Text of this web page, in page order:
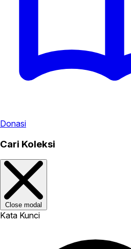
Donasi
Cari Koleksi
Close modal
Kata Kunci